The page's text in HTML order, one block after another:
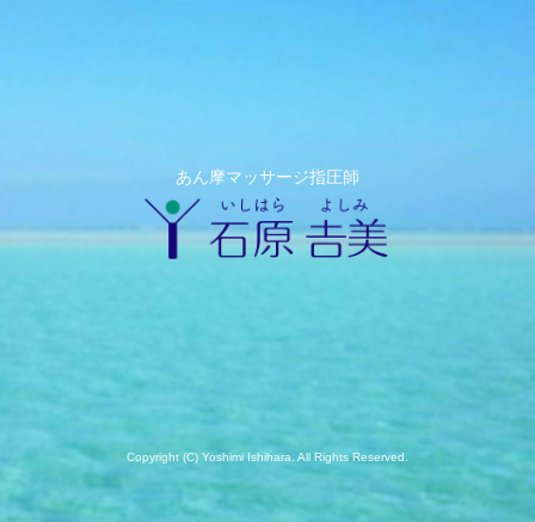
あん摩マッサージ指圧師
Copyright (C) Yoshimi Ishihara. All Rights Reserved.